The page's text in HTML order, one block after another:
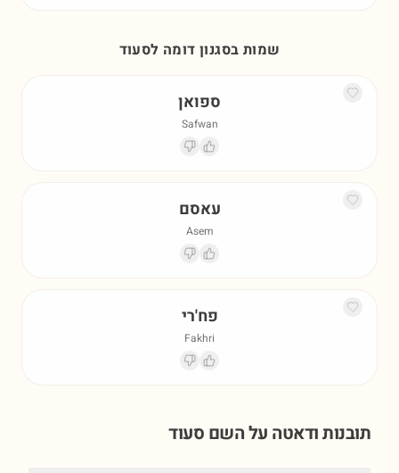
שמות בסגנון דומה לסעוד
ספואן
Safwan
עאסם
Asem
פח'רי
Fakhri
תובנות ודאטה על השם סעוד